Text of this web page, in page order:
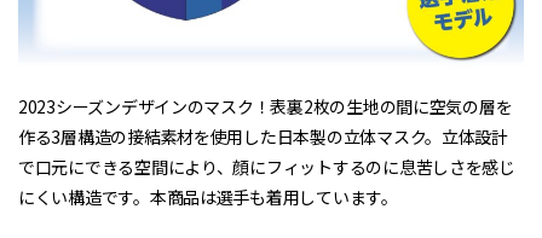
2023シーズンデザインのマスク！表裏2枚の生地の間に空気の層を
作る3層構造の接結素材を使用した日本製の立体マスク。立体設計
で口元にできる空間により、顔にフィットするのに息苦しさを感じ
にくい構造です。本商品は選手も着用しています。